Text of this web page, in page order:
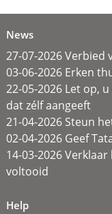
News
27-07-2026
03-06-2026 Erken
22-05-2026 Let op,
dat zélf aangeeft
21-04-2026 Steun
02-04-2026 Geef
14-03-2026
voltooid
Help